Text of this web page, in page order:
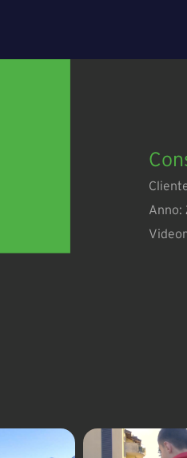
Anno: